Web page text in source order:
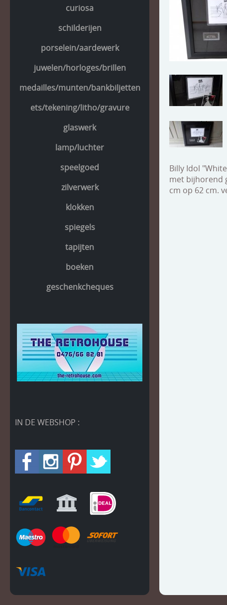
curiosa
schilderijen
porselein/aardewerk
juwelen/horloges/brillen
medailles/munten/bankbiljetten
ets/tekening/litho/gravure
glaswerk
lamp/luchter
speelgoed
zilverwerk
klokken
spiegels
tapijten
boeken
geschenkcheques
IN DE WEBSHOP :
Billy Idol
met bijhorend
cm op 62 cm.